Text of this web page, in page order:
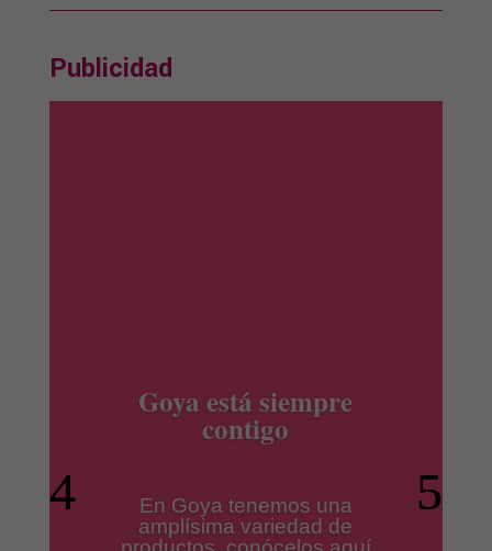
Publicidad
productos Ile España
Los mejores productos para
tus platos preferidos.